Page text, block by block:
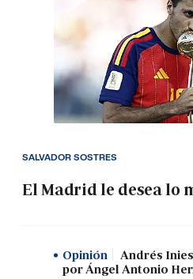
El Madrid le desea lo
SALVADOR SOSTRES
Opinión
Andrés
por Ángel Antonio